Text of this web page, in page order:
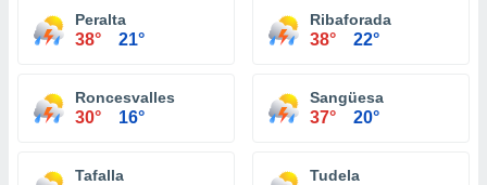
Peralta
38° 21°
Ribaforada
38° 22°
Roncesvalles
30° 16°
Sangüesa
37° 20°
Tafalla Tudela